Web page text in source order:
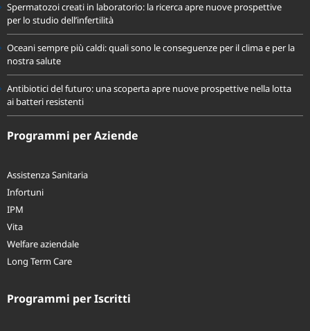
Spermatozoi creati in laboratorio: la ricerca apre nuove prospettive
per lo studio dell’infertilità
Oceani sempre più caldi: quali sono le conseguenze per il clima e per la
nostra salute
Antibiotici del futuro: una scoperta apre nuove prospettive nella lotta
ai batteri resistenti
Programmi per Aziende
Assistenza Sanitaria
Infortuni
IPM
Vita
Welfare aziendale
Long Term Care
Programmi per Iscritti